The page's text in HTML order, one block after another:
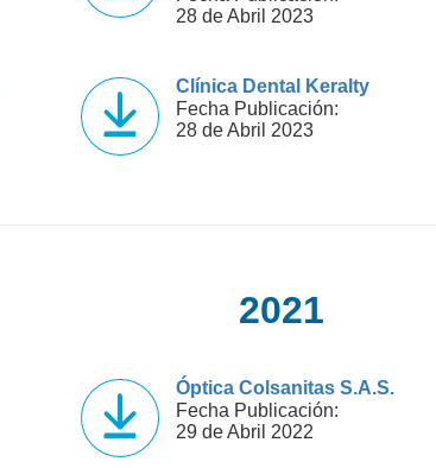
28 de Abril 2023
Clínica Dental Keralty
Fecha Publicación:
28 de Abril 2023
2021
Óptica Colsanitas S.A.S.
Fecha Publicación:
29 de Abril 2022